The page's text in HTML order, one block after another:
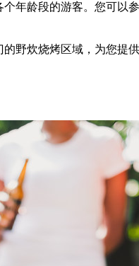
年龄段的游客。您可以
野炊烧烤区域，为您